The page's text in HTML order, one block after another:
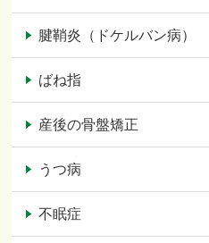
腱鞘炎（ドケルバン病）
ばね指
産後の骨盤矯正
うつ病
不眠症